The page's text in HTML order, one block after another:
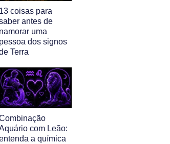
13 coisas para
antes de
namorar uma
pessoa dos signos
Terra
com Leão:
a química